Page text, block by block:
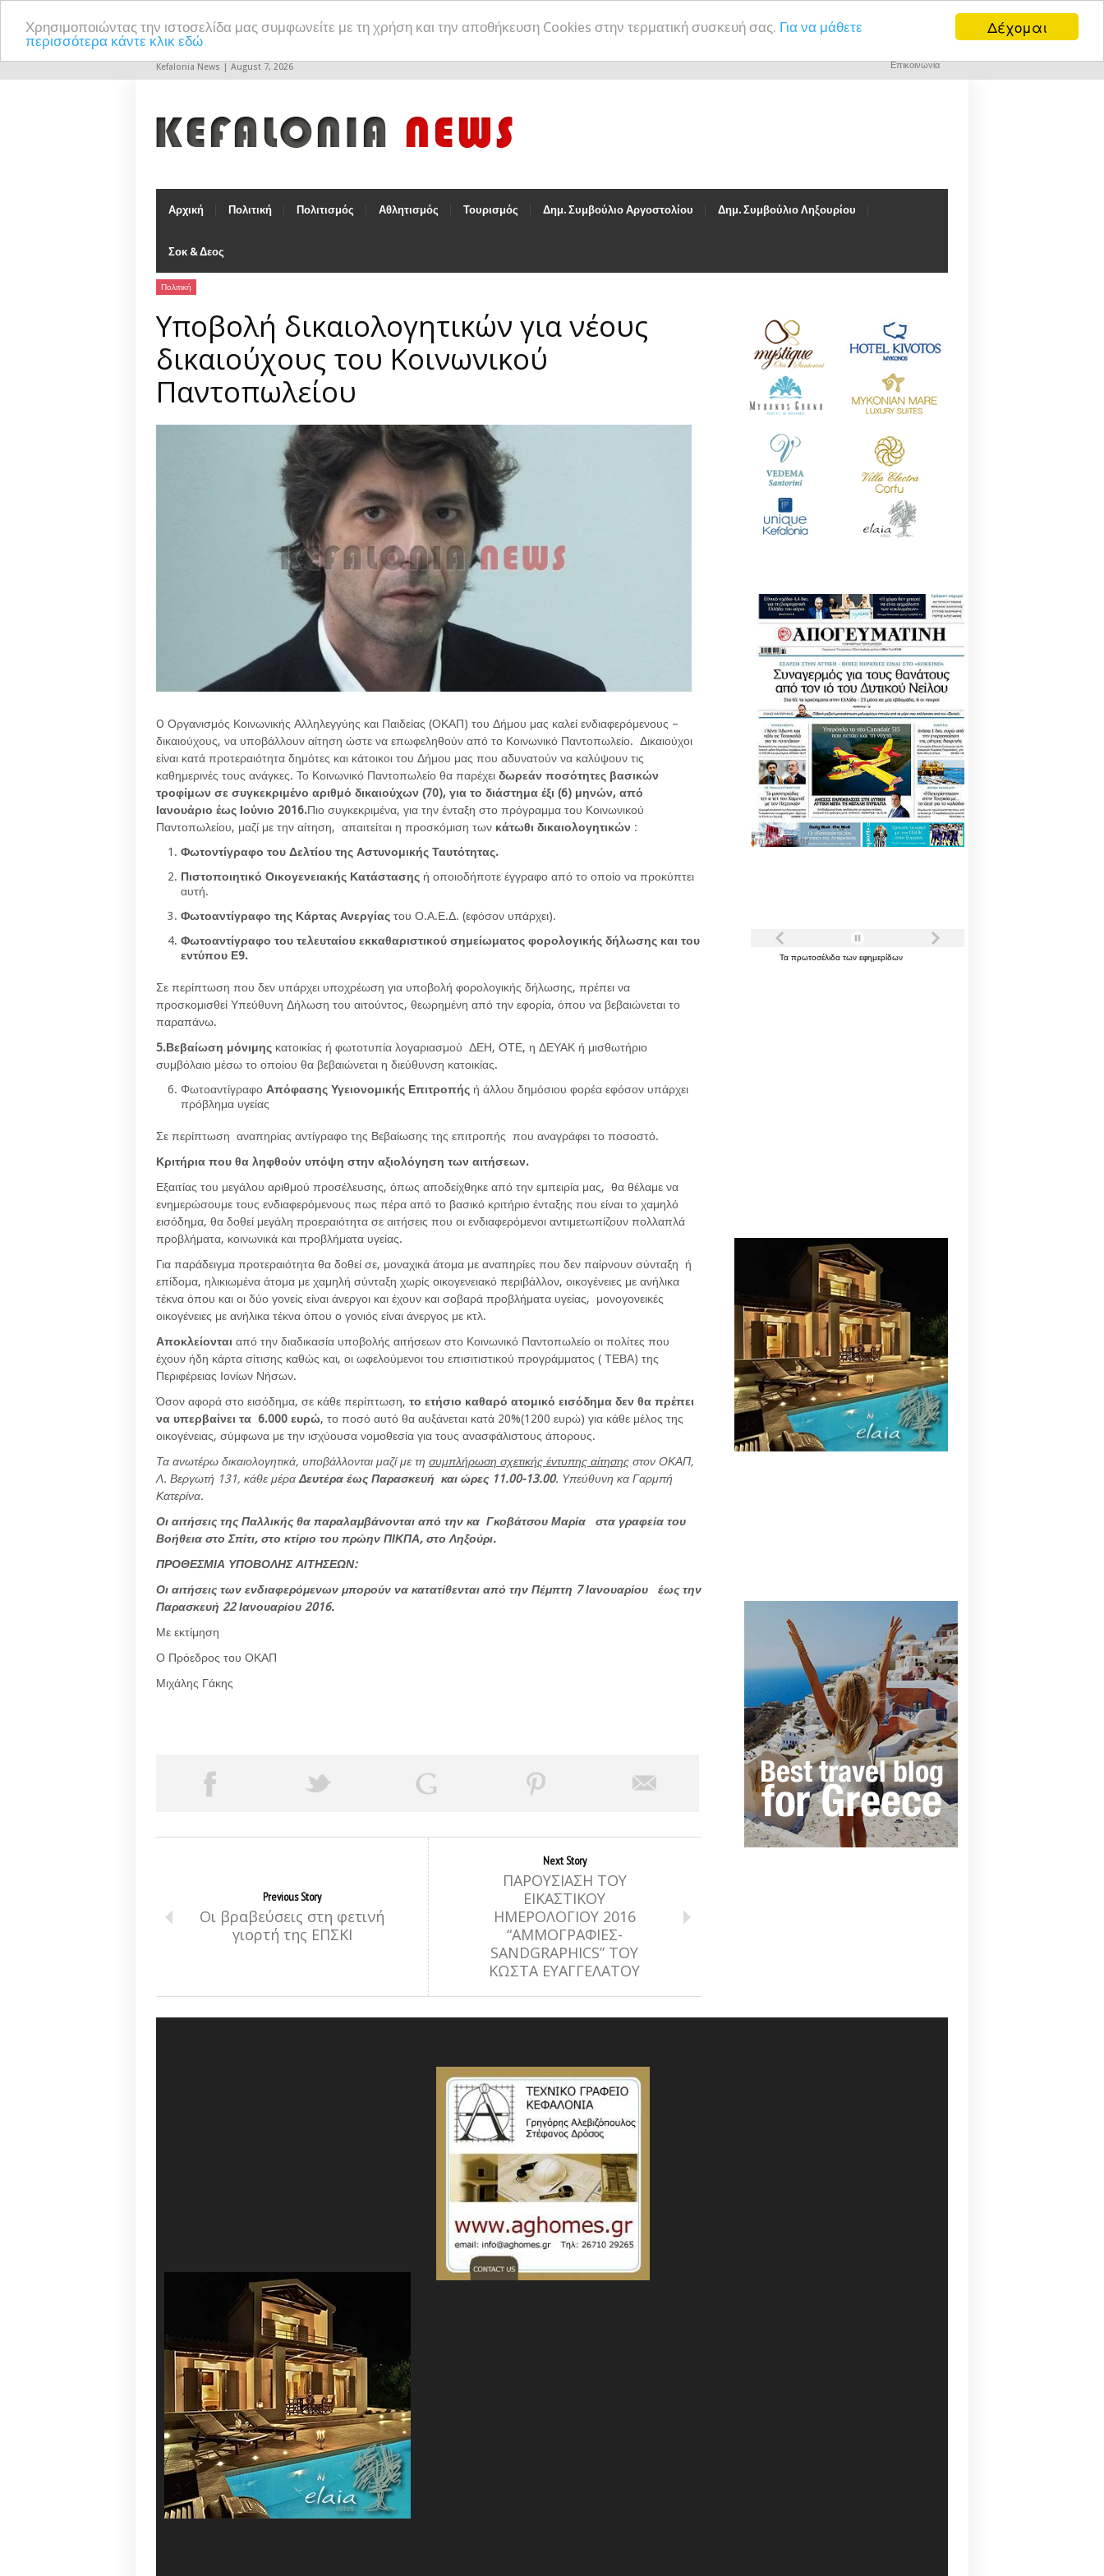
Δέχομαι
Χρησιμοποιώντας την ιστοσελίδα μας συμφωνείτε με τη χρήση και την αποθήκευση Cookies στην τερματική συσκευή σας. Για να μάθετε
περισσότερα κάντε κλικ εδώ
Kefalonia News | August 7, 2026 Επικοινωνία
Αρχική Πολιτική Πολιτισμός Αθλητισμός Τουρισμός Δημ. Συμβούλιο Αργοστολίου Δημ. Συμβούλιο Ληξουρίου
Σοκ & Δεος
Πολιτική
Υποβολή δικαιολογητικών για νέους
δικαιούχους του Κοινωνικού
Παντοπωλείου
O Οργανισμός Κοινωνικής Αλληλεγγύης και Παιδείας (ΟΚΑΠ) του Δήμου μας καλεί ενδιαφερόμενους –
δικαιούχους, να υποβάλλουν αίτηση ώστε να επωφεληθούν από το Κοινωνικό Παντοπωλείο. Δικαιούχοι
είναι κατά προτεραιότητα δημότες και κάτοικοι του Δήμου μας που αδυνατούν να καλύψουν τις
καθημερινές τους ανάγκες. Το Κοινωνικό Παντοπωλείο θα παρέχει δωρεάν ποσότητες βασικών
τροφίμων σε συγκεκριμένο αριθμό δικαιούχων (70), για το διάστημα έξι (6) μηνών, από
Ιανουάριο έως Ιούνιο 2016.Πιο συγκεκριμένα, για την ένταξη στο πρόγραμμα του Κοινωνικού
Παντοπωλείου, μαζί με την αίτηση, απαιτείται η προσκόμιση των κάτωθι δικαιολογητικών :
Φωτοντίγραφο του Δελτίου της Αστυνομικής Ταυτότητας.
Πιστοποιητικό Οικογενειακής Κατάστασης ή οποιοδήποτε έγγραφο από το οποίο να προκύπτει
αυτή.
Φωτοαντίγραφο της Κάρτας Ανεργίας του Ο.Α.Ε.Δ. (εφόσον υπάρχει).
Φωτοαντίγραφο του τελευταίου εκκαθαριστικού σημείωματος φορολογικής δήλωσης και του
εντύπου Ε9.
Σε περίπτωση που δεν υπάρχει υποχρέωση για υποβολή φορολογικής δήλωσης, πρέπει να
προσκομισθεί Υπεύθυνη Δήλωση του αιτούντος, θεωρημένη από την εφορία, όπου να βεβαιώνεται το
παραπάνω.
5.Βεβαίωση μόνιμης κατοικίας ή φωτοτυπία λογαριασμού ΔΕΗ, ΟΤΕ, η ΔΕΥΑΚ ή μισθωτήριο
συμβόλαιο μέσω το οποίου θα βεβαιώνεται η διεύθυνση κατοικίας.
Φωτοαντίγραφο Απόφασης Υγειονομικής Επιτροπής ή άλλου δημόσιου φορέα εφόσον υπάρχει
πρόβλημα υγείας
Σε περίπτωση αναπηρίας αντίγραφο της Βεβαίωσης της επιτροπής που αναγράφει το ποσοστό.
Κριτήρια που θα ληφθούν υπόψη στην αξιολόγηση των αιτήσεων.
Εξαιτίας του μεγάλου αριθμού προσέλευσης, όπως αποδείχθηκε από την εμπειρία μας, θα θέλαμε να
ενημερώσουμε τους ενδιαφερόμενους πως πέρα από το βασικό κριτήριο ένταξης που είναι το χαμηλό
εισόδημα, θα δοθεί μεγάλη προεραιότητα σε αιτήσεις που οι ενδιαφερόμενοι αντιμετωπίζουν πολλαπλά
προβλήματα, κοινωνικά και προβλήματα υγείας.
Για παράδειγμα προτεραιότητα θα δοθεί σε, μοναχικά άτομα με αναπηρίες που δεν παίρνουν σύνταξη ή
επίδομα, ηλικιωμένα άτομα με χαμηλή σύνταξη χωρίς οικογενειακό περιβάλλον, οικογένειες με ανήλικα
τέκνα όπου και οι δύο γονείς είναι άνεργοι και έχουν και σοβαρά προβλήματα υγείας, μονογονεικές
οικογένειες με ανήλικα τέκνα όπου ο γονιός είναι άνεργος με κτλ.
Αποκλείονται από την διαδικασία υποβολής αιτήσεων στο Κοινωνικό Παντοπωλείο οι πολίτες που
έχουν ήδη κάρτα σίτισης καθώς και, οι ωφελούμενοι του επισιτιστικού προγράμματος ( ΤΕΒΑ) της
Περιφέρειας Ιονίων Νήσων.
Όσον αφορά στο εισόδημα, σε κάθε περίπτωση, το ετήσιο καθαρό ατομικό εισόδημα δεν θα πρέπει
να υπερβαίνει τα 6.000 ευρώ, το ποσό αυτό θα αυξάνεται κατά 20%(1200 ευρώ) για κάθε μέλος της
οικογένειας, σύμφωνα με την ισχύουσα νομοθεσία για τους ανασφάλιστους άπορους.
Τα ανωτέρω δικαιολογητικά, υποβάλλονται μαζί με τη συμπλήρωση σχετικής έντυπης αίτησης στον ΟΚΑΠ,
Λ. Βεργωτή 131, κάθε μέρα Δευτέρα έως Παρασκευή και ώρες 11.00-13.00. Υπεύθυνη κα Γαρμπή
Κατερίνα.
Οι αιτήσεις της Παλλικής θα παραλαμβάνονται από την κα Γκοβάτσου Μαρία στα γραφεία του
Βοήθεια στο Σπίτι, στο κτίριο του πρώην ΠΙΚΠΑ, στο Ληξούρι.
ΠΡΟΘΕΣΜΙΑ ΥΠΟΒΟΛΗΣ ΑΙΤΗΣΕΩΝ:
Οι αιτήσεις των ενδιαφερόμενων μπορούν να κατατίθενται από την Πέμπτη 7 Ιανουαρίου έως την
Παρασκευή 22 Ιανουαρίου 2016.
Με εκτίμηση
Ο Πρόεδρος του ΟΚΑΠ
Μιχάλης Γάκης
Previous Story
Οι βραβεύσεις στη φετινή
γιορτή της ΕΠΣΚΙ
Next Story
ΠΑΡΟΥΣΙΑΣΗ ΤΟΥ
ΕΙΚΑΣΤΙΚΟΥ
ΗΜΕΡΟΛΟΓΙΟΥ 2016
“ΑΜΜΟΓΡΑΦΙΕΣ-
SANDGRAPHICS” ΤΟΥ
ΚΩΣΤΑ ΕΥΑΓΓΕΛΑΤΟΥ
Τα πρωτοσέλιδα των εφημερίδων